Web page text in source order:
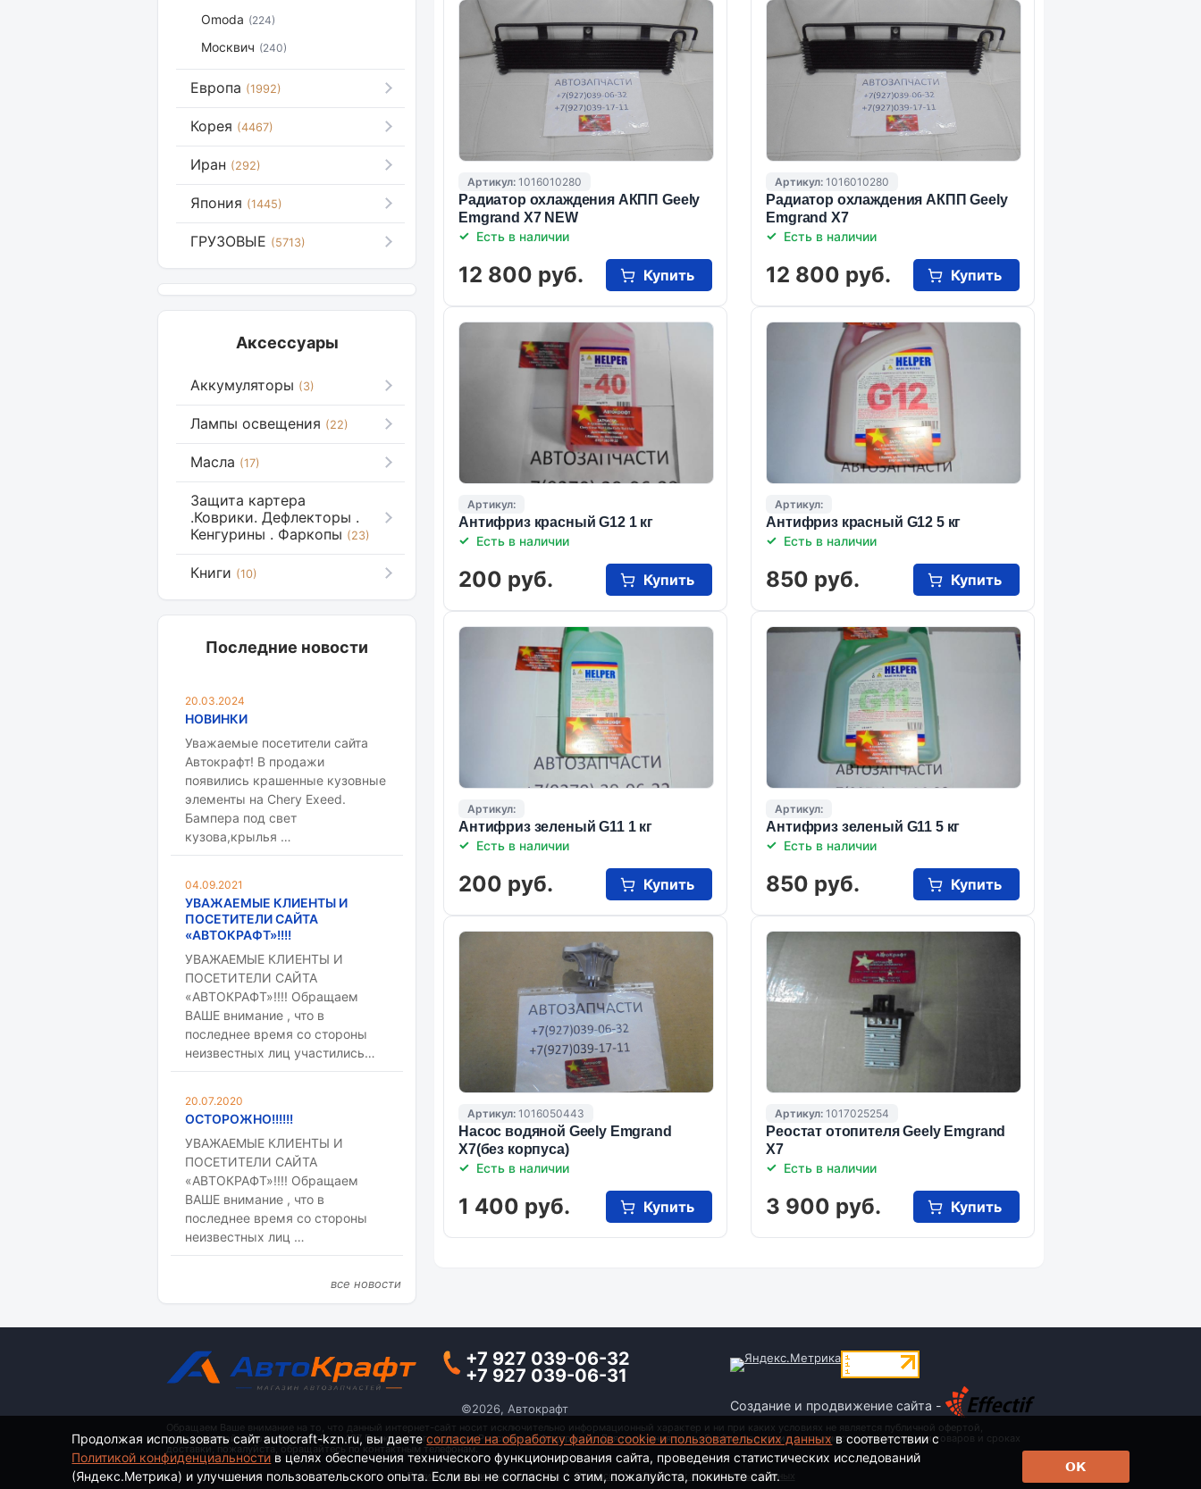
Артикул: 1016010280
Радиатор охлаждения АКПП Geely
Emgrand X7 NEW
Есть в наличии
12 800 руб. Купить
Артикул:1016010280
Радиатор охлаждения АКПП Geely
Emgrand X7
Есть в наличии
12 800 руб. Купить
Артикул:
Антифриз красный G12 1 кг
Есть в наличии
200 руб. Купить
Артикул:
Антифриз красный G12 5 кг
Есть в наличии
850 руб. Купить
Артикул:
Антифриз зеленый G11 1 кг
Есть в наличии
200 руб. Купить
Артикул:
Антифриз зеленый G11 5 кг
Есть в наличии
850 руб. Купить
Артикул: 1016050443
Насос водяной Geely Emgrand
X7(без корпуса)
Есть в наличии
1 400 руб. Купить
Артикул:1017025254
Реостат отопителя Geely Emgrand
X7
Есть в наличии
3 900 руб. Купить
Omoda (224)
Москвич (240)
Европа (1992)
Корея (4467)
Иран (292)
Япония (1445)
ГРУЗОВЫЕ (5713)
Аксессуары
Аккумуляторы (3)
Лампы освещения (22)
Масла (17)
Защита картера
.Коврики. Дефлекторы .
Кенгурины . Фаркопы (23)
Книги (10)
Последние новости
20.03.2024
НОВИНКИ
Уважаемые посетители сайта
Автокрафт! В продажи
появились крашенные кузовные
элементы на Chery Exeed.
Бампера под свет
кузова,крылья …
04.09.2021
УВАЖАЕМЫЕ КЛИЕНТЫ И
ПОСЕТИТЕЛИ САЙТА
«АВТОКРАФТ»!!!!
УВАЖАЕМЫЕ КЛИЕНТЫ И
ПОСЕТИТЕЛИ САЙТА
«АВТОКРАФТ»!!!! Обращаем
ВАШЕ внимание , что в
последнее время со стороны
неизвестных лиц участились…
20.07.2020
ОСТОРОЖНО!!!!!!
УВАЖАЕМЫЕ КЛИЕНТЫ И
ПОСЕТИТЕЛИ САЙТА
«АВТОКРАФТ»!!!! Обращаем
ВАШЕ внимание , что в
последнее время со стороны
неизвестных лиц …
все новости
+7 927 039-06-32
+7 927 039-06-31
©2026, Автокрафт Создание и продвижение сайта -
Обращаем Ваше внимание на то, что данный интернет-сайт носит исключительно информационный характер и ни при каких условиях не является публичной офертой,
определяемой положениями ч. 2 ст. 437 Гражданского кодекса Российской Федерации. Для получения подробной информации о стоимости, наименовании товаров и сроках
доставки, пожалуйста, обращайтесь по контактным телефонам.
Политика конфиденциальности | Согласие на обработку персональных данных
Продолжая использовать сайт autocraft-kzn.ru, вы даетесогласие на обработку файлов cookie и пользовательских данныхв соответствии с
Политикой конфиденциальности в целях обеспечения технического функционирования сайта, проведения статистических исследований
(Яндекс.Метрика) и улучшения пользовательского опыта. Если вы не согласны с этим, пожалуйста, покиньте сайт.
ОК